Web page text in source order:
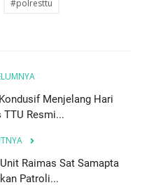
#polresttu
Menjelang Hari
TTU Resmi...
Raimas Sat Samapta
Patroli...